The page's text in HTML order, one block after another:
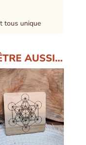
tous unique
AUSSI…